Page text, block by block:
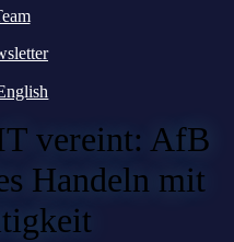
vereint: AfB
Handeln mit